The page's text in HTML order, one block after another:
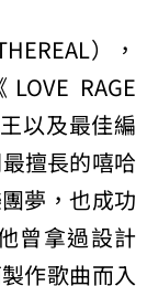
），
RAGE
以及最佳編
擅長的嘻哈
夢，也成功
曾拿過設計
作歌曲而入